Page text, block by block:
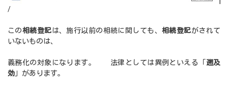
/
この相続登記は、施行以前の相続に関しても、相続登記がされて
いないものは、
義務化の対象になります。 法律としては異例といえる「 遡及
効 」があります。